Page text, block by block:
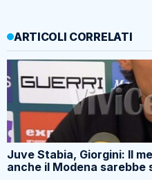
ARTICOLI CORRELATI
Juve Stabia, Giorgini: Il
anche il Modena